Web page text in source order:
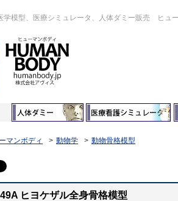
学模型、医療シミュレータ、人体ダミー販売 ヒュ
マンボディ 動物学 動物骨格模型
ヒヨケザル全身骨格模型